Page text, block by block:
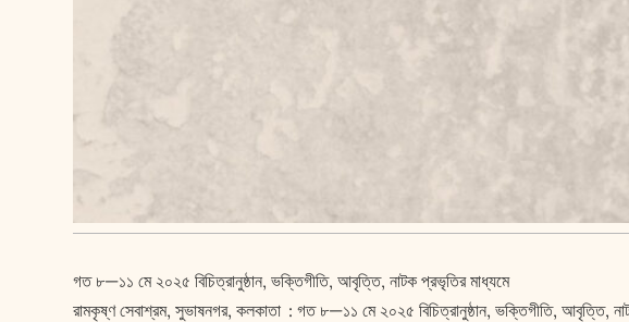
গত ৮—১১ মে ২০২৫ বিচিত্রানুষ্ঠান, ভক্তিগীতি, আবৃত্তি, নাটক প্রভৃতির মাধ্যমে
রামকৃষ্ণ সেবাশ্রম, সুভাষনগর, কলকাতা : গত ৮—১১ মে ২০২৫ বিচিত্রানুষ্ঠান, ভক্তিগীতি, আবৃত্তি, নাটক